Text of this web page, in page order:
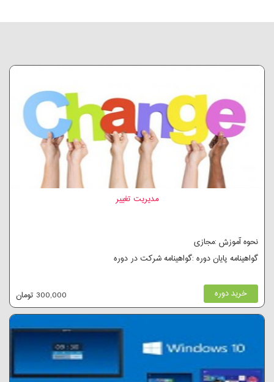
مدیریت تغییر
نحوه آموزش :مجازی
گواهینامه پایان دوره :گواهینامه شرکت در دوره
خرید دوره 300,000 تومان